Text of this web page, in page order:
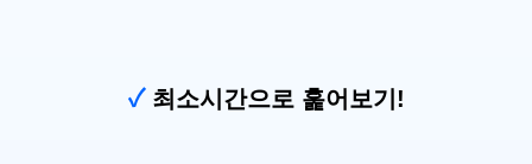
✓최소시간으로 훑어보기!